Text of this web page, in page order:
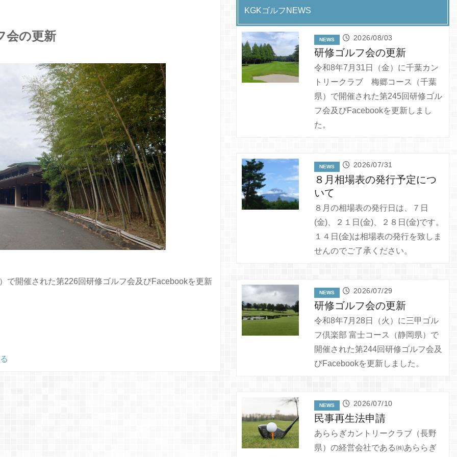
会の更新
で開催された第226回研修ゴルフ会及びFacebookを更新
KGKゴルフNEWS
NEWS 2026/08/03
研修ゴルフ会の更新
令和8年7月31日（金）に千葉カン
トリークラブ 梅郷コース（千葉
県）で開催された第245回研修ゴル
フ会及びFacebookを更新しまし
た。
NEWS 2026/07/31
８月相場表の発行予定につ
いて
８月の相場表の発行日は、７日
(金)、２１日(金)、２８日(金)です。
１４日(金)は相場表の発行を致しま
せんのでご了承ください。
NEWS 2026/07/29
研修ゴルフ会の更新
令和8年7月28日（火）に三甲ゴル
フ倶楽部 富士コース（静岡県）で
開催された第244回研修ゴルフ会及
びFacebookを更新しました。
NEWS 2026/07/10
民事再生法申請
あららぎカントリークラブ（長野
県）の経営会社である㈱あららぎ